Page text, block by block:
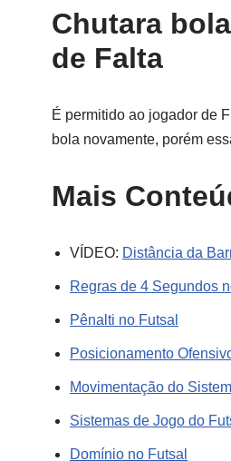
Chutara
de Falta
É permitido ao jogador de
bola novamente, porém
Mais
VÍDEO: Distância da
Regras de 4 Segundos
Pênalti no Futsal
Posicionamento
Movimentação do
Sistemas de Jogo do
Domínio no Futsal